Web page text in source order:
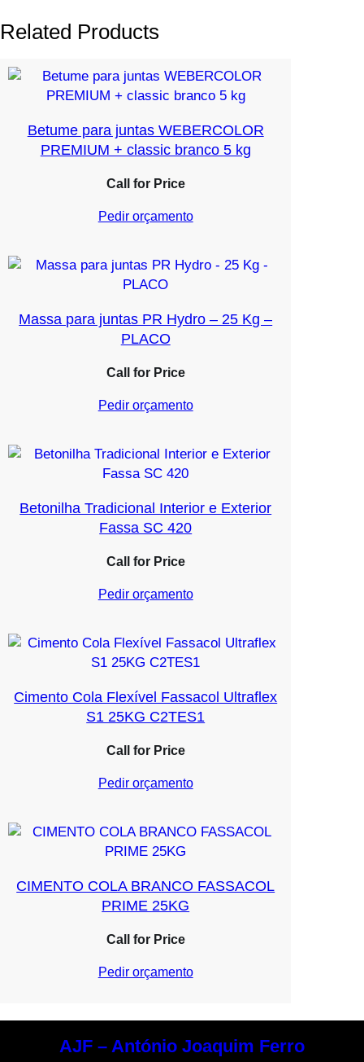
Related Products
Betume para juntas WEBERCOLOR
PREMIUM + classic branco 5 kg
Call for Price
Pedir orçamento
Massa para juntas PR Hydro – 25 Kg –
PLACO
Call for Price
Pedir orçamento
Betonilha Tradicional Interior e Exterior
Fassa SC 420
Call for Price
Pedir orçamento
Cimento Cola Flexível Fassacol Ultraflex
S1 25KG C2TES1
Call for Price
Pedir orçamento
CIMENTO COLA BRANCO FASSACOL
PRIME 25KG
Call for Price
Pedir orçamento
AJF – António Joaquim Ferro